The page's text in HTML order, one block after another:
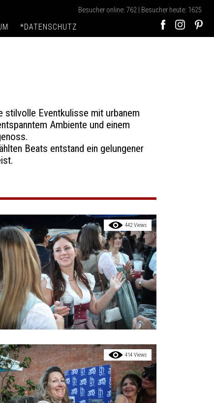
Besucher online: 762 | Besucher heute: 1625
*DATENSCHUTZ
stilvolle Eventkulisse mit urbanem
Ambiente und einem
Beats entstand ein gelungener
442 Views
414 Views